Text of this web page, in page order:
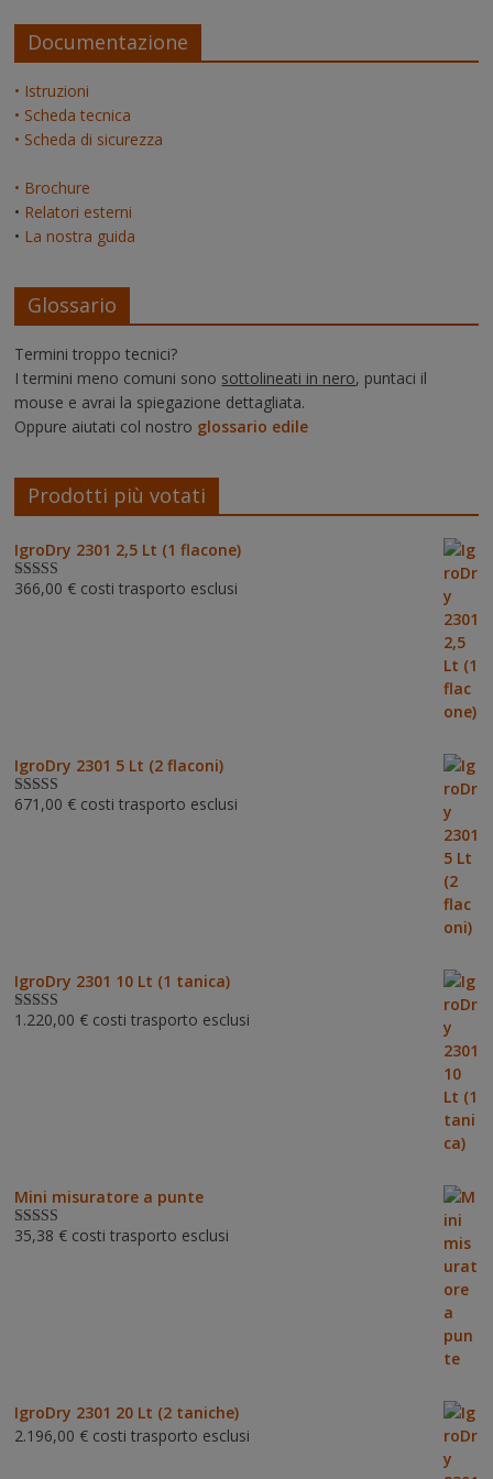
Documentazione
• Istruzioni
• Scheda tecnica
• Scheda di sicurezza
• Brochure
• Relatori esterni
• La nostra guida
Glossario
Termini troppo tecnici?
I termini meno comuni sono sottolineati in nero, puntaci il
mouse e avrai la spiegazione dettagliata.
Oppure aiutati col nostro glossario edile
Prodotti più votati
IgroDry 2301 2,5 Lt (1 flacone)
Valutato5.00
366,00 € costi trasporto esclusi
IgroDry 2301 5 Lt (2 flaconi)
Valutato5.00
671,00 € costi trasporto esclusi
IgroDry 2301 10 Lt (1 tanica)
Valutato5.00
1.220,00 € costi trasporto esclusi
Mini misuratore a punte
Valutat
35,38 € costi trasporto esclusi
IgroDry 2301 20 Lt (2 taniche)
2.196,00 € costi trasporto esclusi